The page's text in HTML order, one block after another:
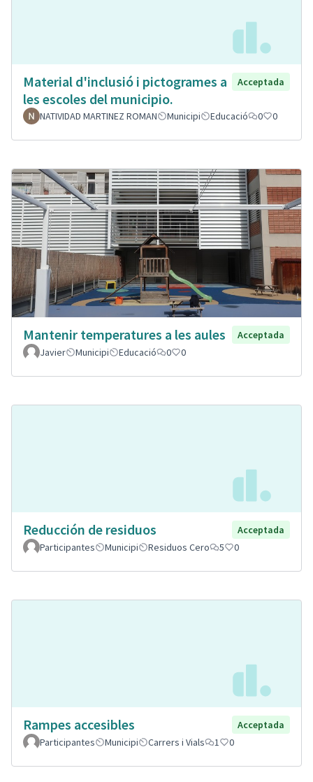
Material d'inclusió i pictogrames a
les escoles del municipio.
Acceptada
NATIVIDAD MARTINEZ ROMAN Municipi Educació 0 0
Mantenir temperatures a les aules
Acceptada
Javier
Municipi Educació 0 0
Reducción de residuos
Acceptada
Participantes
Municipi Residuos Cero 5 0
Rampes accesibles
Acceptada
Participantes
Municipi Carrers i Vials 1 0